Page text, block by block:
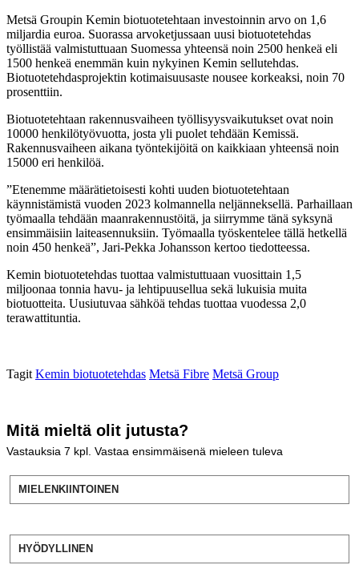
Metsä Groupin Kemin biotuotetehtaan investoinnin arvo on 1,6
miljardia euroa. Suorassa arvoketjussaan uusi biotuotetehdas
työllistää valmistuttuaan Suomessa yhteensä noin 2500 henkeä eli
1500 henkeä enemmän kuin nykyinen Kemin sellutehdas.
Biotuotetehdasprojektin kotimaisuusaste nousee korkeaksi, noin 70
prosenttiin.
Biotuotetehtaan rakennusvaiheen työllisyysvaikutukset ovat noin
10000 henkilötyövuotta, josta yli puolet tehdään Kemissä.
Rakennusvaiheen aikana työntekijöitä on kaikkiaan yhteensä noin
15000 eri henkilöä.
”Etenemme määrätietoisesti kohti uuden biotuotetehtaan
käynnistämistä vuoden 2023 kolmannella neljänneksellä. Parhaillaan
työmaalla tehdään maanrakennustöitä, ja siirrymme tänä syksynä
ensimmäisiin laiteasennuksiin. Työmaalla työskentelee tällä hetkellä
noin 450 henkeä”, Jari-Pekka Johansson kertoo tiedotteessa.
Kemin biotuotetehdas tuottaa valmistuttuaan vuosittain 1,5
miljoonaa tonnia havu- ja lehtipuusellua sekä lukuisia muita
biotuotteita. Uusiutuvaa sähköä tehdas tuottaa vuodessa 2,0
terawattituntia.
Tagit Kemin biotuotetehdas Metsä Fibre Metsä Group
Mitä mieltä olit jutusta?
Vastauksia 7 kpl. Vastaa ensimmäisenä mieleen tuleva
MIELENKIINTOINEN
HYÖDYLLINEN